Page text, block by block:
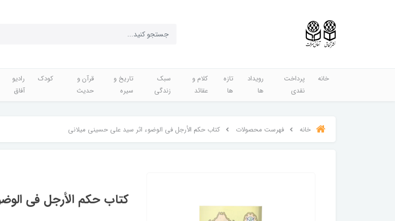
خانه
پرداخت
نقدی
رویداد
ها
تازه
ها
کلام و
عقائد
سبک
زندگی
تاریخ و
سیره
قرآن و
حدیث
کودک
رادیو
آفاق
خانه فهرست محصولات کتاب حکم الأرجل فی الوضوء اثر سید علی حسینی میلانی
کتاب حکم الأرجل فی